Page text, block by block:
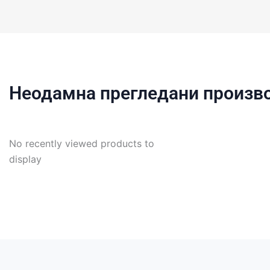
Неодамна прегледани
No recently viewed products to
display